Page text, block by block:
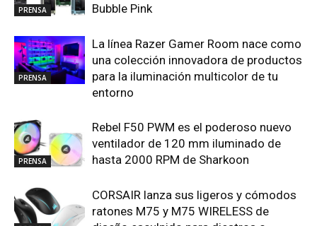
PRENSA
Bubble Pink
PRENSA
La línea Razer Gamer Room nace como
una colección innovadora de productos
para la iluminación multicolor de tu
entorno
PRENSA
Rebel F50 PWM es el poderoso nuevo
ventilador de 120 mm iluminado de
hasta 2000 RPM de Sharkoon
CORSAIR lanza sus ligeros y cómodos
ratones M75 y M75 WIRELESS de